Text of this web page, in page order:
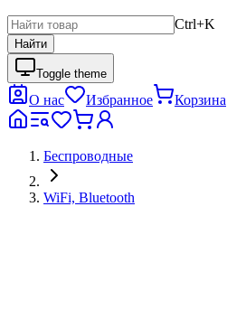
Ctrl+K
Найти
Toggle theme
О нас Избранное Корзина
Беспроводные
WiFi, Bluetooth